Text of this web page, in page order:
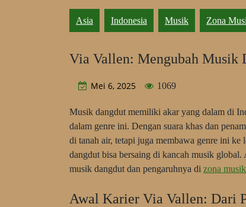
Asia Indonesia Musik Zona
Via Vallen: Mengubah Musik
Mei 6, 2025 1069
Musik dangdut memiliki akar yang dalam di
dalam genre ini. Dengan suara khas dan
di tanah air, tetapi juga membawa genre ini
dangdut bisa bersaing di kancah musik
musik dangdut dan pengaruhnya di zona
Awal Karier Via Vallen: Dari